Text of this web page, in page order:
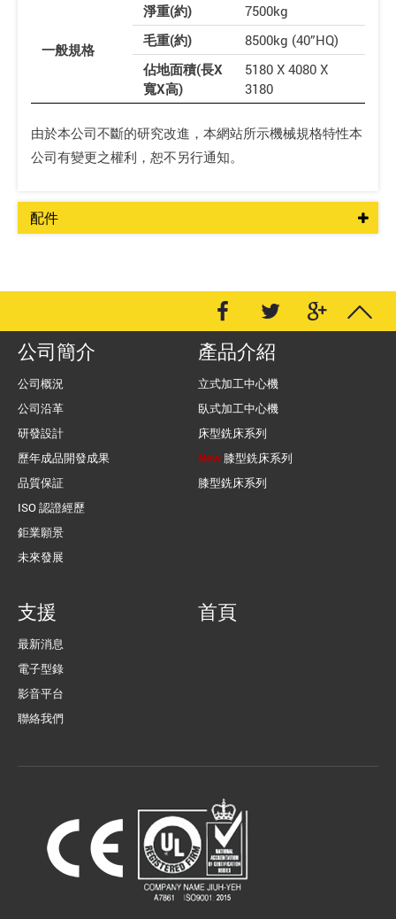
一般規格
淨重(約)
7500kg
毛重(約)
8500kg (40”HQ)
佔地面積(長X
寬X高)
5180 X 4080 X
3180
由於本公司不斷的研究改進，本網站所示機械規格特性本
公司有變更之權利，恕不另行通知。
配件
公司簡介
公司概況
公司沿革
研發設計
歷年成品開發成果
品質保証
ISO 認證經歷
鉅業願景
未來發展
產品介紹
立式加工中心機
臥式加工中心機
床型銑床系列
New 膝型銑床系列
膝型銑床系列
支援
最新消息
電子型錄
影音平台
聯絡我們
首頁